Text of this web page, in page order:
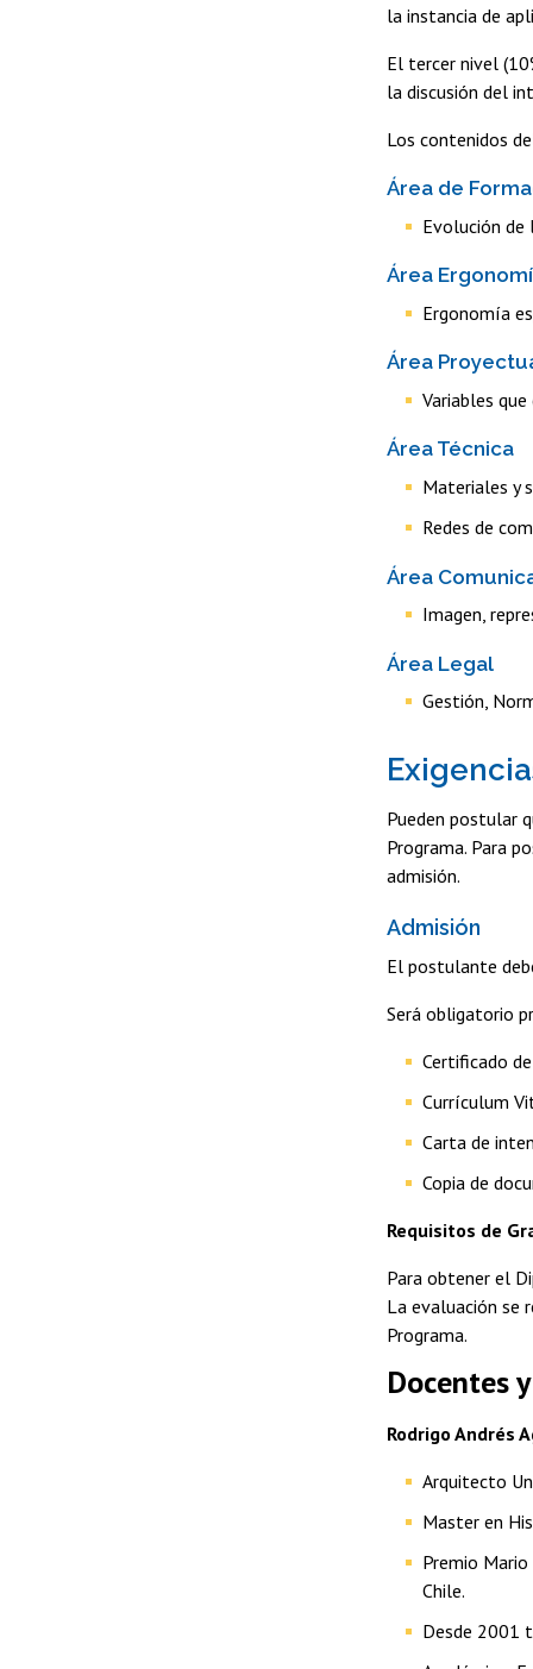
la instancia de
El tercer nivel
la discusión del
Los contenidos
Área de
Evolución
Área
Ergonomía
Área
Variables
Área Técnica
Materiales y
Redes de
Área
Imagen,
Área Legal
Gestión,
Pueden postular
Programa. Para
admisión.
Admisión
El postulante
Será obligatorio
Certificado
Currículum
Carta de
Copia de
Requisitos de
Para obtener el
La evaluación se
Programa.
Docentes
Rodrigo Andrés
Arquitecto
Master en
Premio
Chile.
Desde 2001